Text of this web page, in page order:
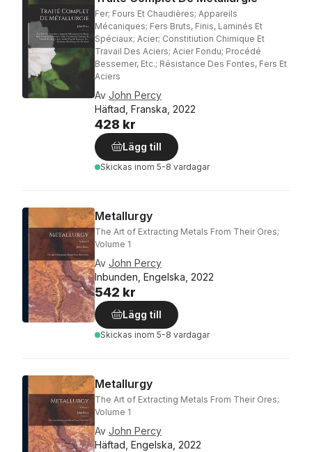
Fer; Fours Et Chaudières; Appareils
Mécaniques; Fers Bruts, Finis, Laminés Et
Spéciaux; Acier; Constitiution Chimique Et
Travail Des Aciers; Acier Fondu; Procédé
Bessemer, Etc.; Résistance Des Fontes, Fers Et
Aciers
Av John Percy
Häftad, Franska, 2022
428 kr
Lägg till
Skickas inom 5-8 vardagar
Metallurgy
The Art of Extracting Metals From Their Ores;
Volume 1
Av John Percy
Inbunden, Engelska, 2022
542 kr
Lägg till
Skickas inom 5-8 vardagar
Metallurgy
The Art of Extracting Metals From Their Ores;
Volume 1
Av John Percy
Häftad, Engelska, 2022